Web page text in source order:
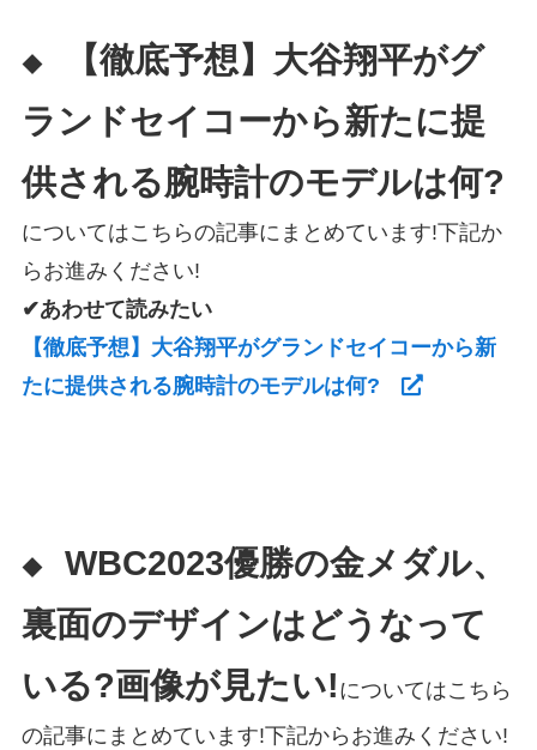
◆
【徹底予想】大谷翔平がグ
ランドセイコーから新たに提
供される腕時計のモデルは何?
についてはこちらの記事にまとめています!下記か
らお進みください!
✔あわせて読みたい
【徹底予想】大谷翔平がグランドセイコーから新
たに提供される腕時計のモデルは何?
◆ WBC2023優勝の金メダル、
裏面のデザインはどうなって
いる?画像が見たい! についてはこちら
の記事にまとめています!下記からお進みください!